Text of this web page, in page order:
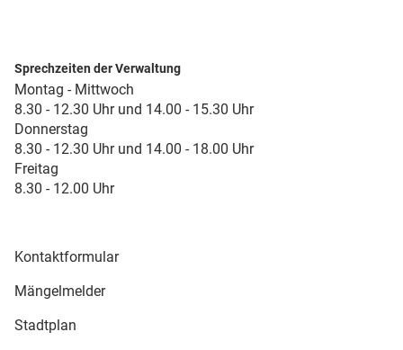
Sprechzeiten der Verwaltung
Montag - Mittwoch
8.30 - 12.30 Uhr und 14.00 - 15.30 Uhr
Donnerstag
8.30 - 12.30 Uhr und 14.00 - 18.00 Uhr
Freitag
8.30 - 12.00 Uhr
Kontaktformular
Mängelmelder
Stadtplan